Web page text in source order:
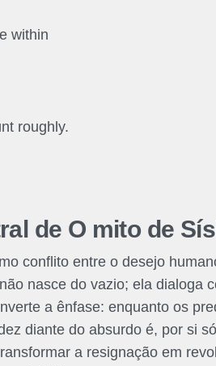
within
roughly.
de O mito de
conflito entre o desejo
nasce do vazio; ela dialoga
a ênfase: enquanto os
diante do absurdo é, por si
a resignação em